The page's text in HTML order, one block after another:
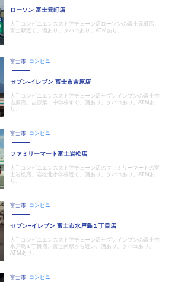
ローソン 富士元町店
大手コンビニエンスストアチェーン店ローソンの富士元町店。
富士駅近く。酒あり、タバコあり、ATMあり。
富士市 コンビニ
セブン-イレブン 富士市吉原店
大手コンビニエンスストアチェーン店セブンイレブンの富士市
吉原店。吉原第一中学校すぐ。酒あり、タバコあり、ATMあ
り。
富士市 コンビニ
ファミリーマート富士岩松店
大手コンビニエンスストアチェーン店のファミリーマートの富
士岩松店。岩松北小学校近く。酒あり、タバコあり、ATMあ
り。
富士市 コンビニ
セブン−イレブン 富士市水戸島１丁目店
大手コンビニエンスストアチェーン店セブンイレブンの富士市
水戸島１丁目店。富士南駅から近い。酒あり、タバコあり、
ATMあり。
富士市 コンビニ